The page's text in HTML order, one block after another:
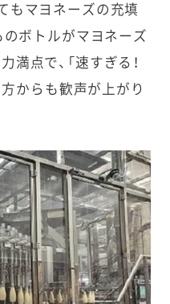
もマヨネーズの充填
ボトルがマヨネーズ
点で、「速すぎる！
方からも歓声が上がり